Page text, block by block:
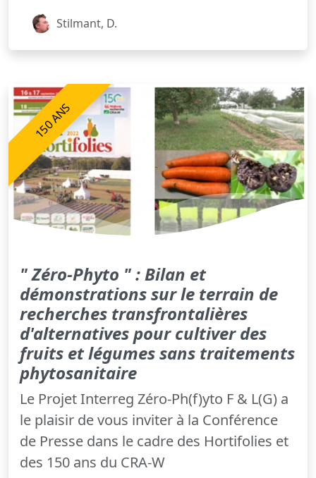
Stilmant, D.
150 ANS
" Zéro-Phyto " : Bilan et
démonstrations sur le terrain de
recherches transfrontalières
d'alternatives pour cultiver des
fruits et légumes sans traitements
phytosanitaire
Le Projet Interreg Zéro-Ph(f)yto F & L(G) a
le plaisir de vous inviter à la Conférence
de Presse dans le cadre des Hortifolies et
des 150 ans du CRA-W